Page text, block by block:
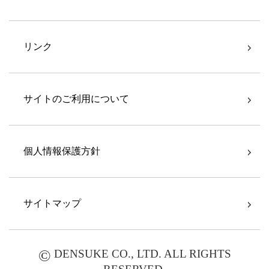
リンク
サイトのご利用について
個人情報保護方針
サイトマップ
© DENSUKE CO., LTD. ALL RIGHTS